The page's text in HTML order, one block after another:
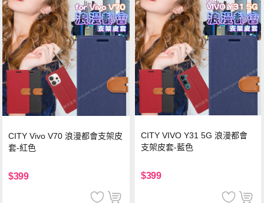
CITY Vivo V70 浪漫都會支架皮
套-紅色
$399
CITY VIVO Y31 5G 浪漫都會
支架皮套-藍色
$399